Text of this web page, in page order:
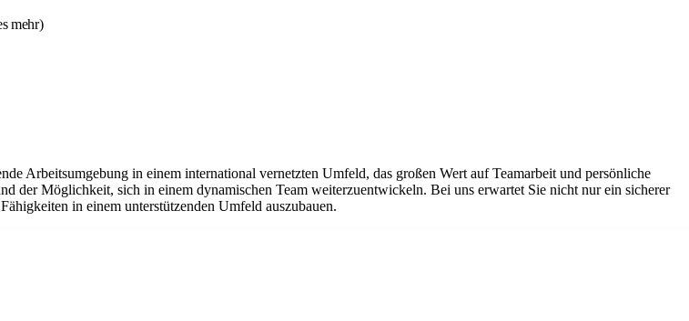
mehr)
Arbeitsumgebung in einem international vernetzten Umfeld, das großen Wert auf Teamarbeit und persönliche
der Möglichkeit, sich in einem dynamischen Team weiterzuentwickeln. Bei uns erwartet Sie nicht nur ein sicherer
in einem unterstützenden Umfeld auszubauen.